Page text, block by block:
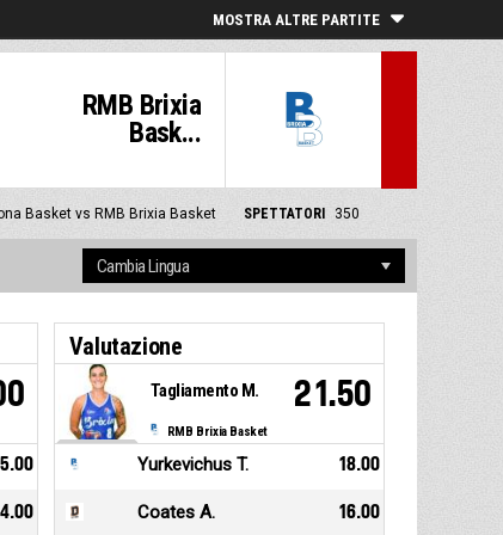
MOSTRA ALTRE PARTITE
RMB Brixia
Bask...
Basket vs RMB Brixia Basket SPETTATORI 350
5.00
4.00
Valutazione
RMB Brixia Basket
Tagliamento M. 21.50
Yurkevichus T. 18.00
Coates A. 16.00